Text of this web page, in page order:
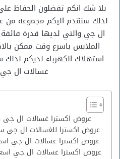
بلا شك انكم تفضلون الحفاظ
لذلك سنقدم اليكم مجموعة من
ال جي والتي لديها قدرة فائقة
الملابس باسرع وقت ممكن
استهلاك الكهرباء لديكم
غسالات ال
عروض اكسترا غسالات ال جى
عروض اكسترا للغسالات ال جي سعر
عروض اكسترا غسالات ال جي اسعار
عروض اكسترا غسالات ال جي اسعار